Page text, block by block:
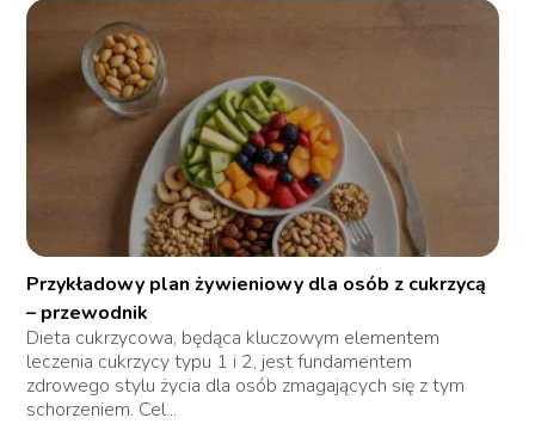
Przykładowy plan żywieniowy dla osób z cukrzycą
– przewodnik
Dieta cukrzycowa, będąca kluczowym elementem
leczenia cukrzycy typu 1 i 2, jest fundamentem
zdrowego stylu życia dla osób zmagających się z tym
schorzeniem. Cel...